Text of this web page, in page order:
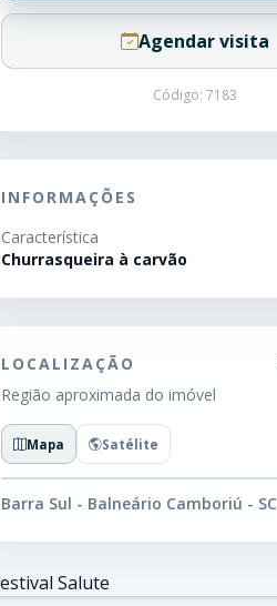
Agendar visita
Código: 7183
INFORMAÇÕES
Característica
Churrasqueira à carvão
LOCALIZAÇÃO
Região aproximada do imóvel
Mapa Satélite
Barra Sul - Balneário Camboriú - SC